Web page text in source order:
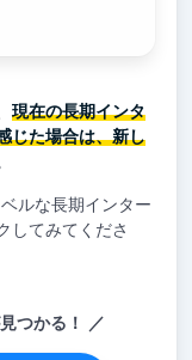
現在の長期インタ
じた場合は、新し
ルな長期インター
してみてくださ
つかる！